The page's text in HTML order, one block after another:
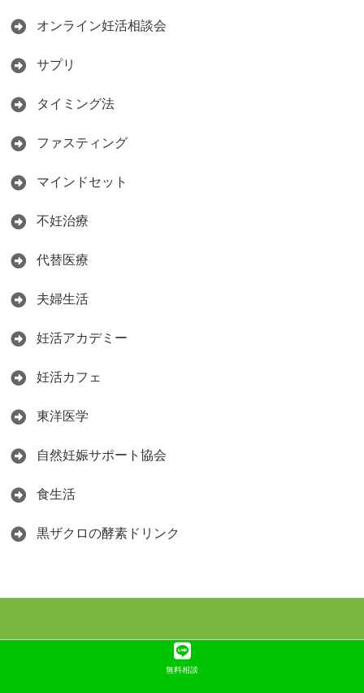
オンライン妊活相談会
サプリ
タイミング法
ファスティング
マインドセット
不妊治療
代替医療
夫婦生活
妊活アカデミー
妊活カフェ
東洋医学
自然妊娠サポート協会
食生活
黒ザクロの酵素ドリンク
無料相談
アラフォー妊活専門学校（ブログ）